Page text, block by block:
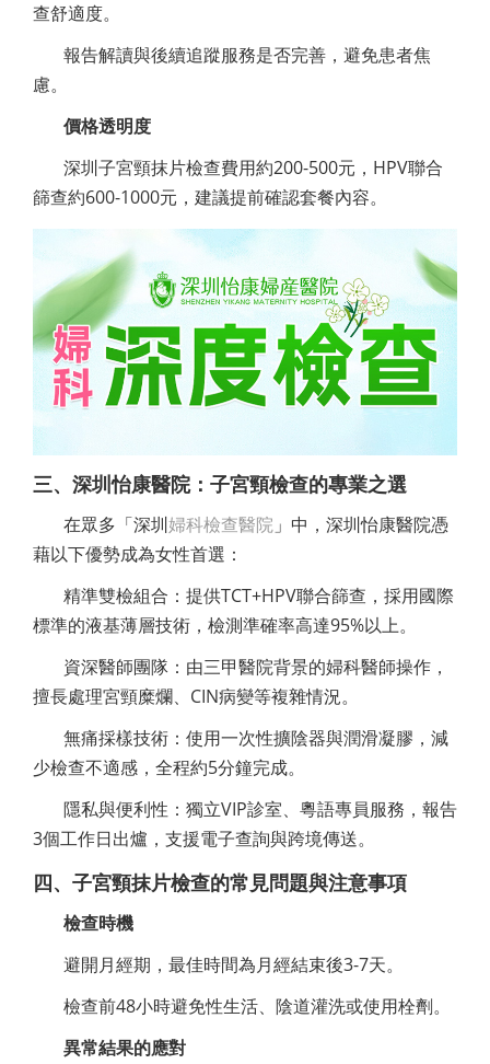
查舒適度。
報告解讀與後續追蹤服務是否完善，避免患者焦
慮。
價格透明度
深圳子宮頸抹片檢查費用約200-500元，HPV聯合
篩查約600-1000元，建議提前確認套餐內容。
三、深圳怡康醫院：子宮頸檢查的專業之選
在眾多「深圳婦科檢查醫院 」中，深圳怡康醫院憑
藉以下優勢成為女性首選：
精準雙檢組合：提供TCT+HPV聯合篩查，採用國際
標準的液基薄層技術，檢測準確率高達95%以上。
資深醫師團隊：由三甲醫院背景的婦科醫師操作，
擅長處理宮頸糜爛、CIN病變等複雜情況。
無痛採樣技術：使用一次性擴陰器與潤滑凝膠，減
少檢查不適感，全程約5分鐘完成。
隱私與便利性：獨立VIP診室、粵語專員服務，報告
3個工作日出爐，支援電子查詢與跨境傳送。
四、子宮頸抹片檢查的常見問題與注意事項
檢查時機
避開月經期，最佳時間為月經結束後3-7天。
檢查前48小時避免性生活、陰道灌洗或使用栓劑。
異常結果的應對